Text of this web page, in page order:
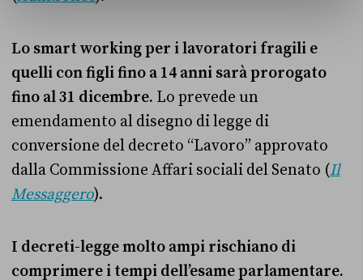
Lo smart workingper i lavoratori fragili e
quelli con figli fino a 14 anni sarà prorogato
fino al 31 dicembre. Lo prevede un
emendamento al disegno di legge di
conversione del decreto “Lavoro” approvato
dalla Commissione Affari sociali del Senato (Il
Messaggero).
I decreti-legge molto ampi rischiano di
comprimere i tempi dell’esame parlamentare.